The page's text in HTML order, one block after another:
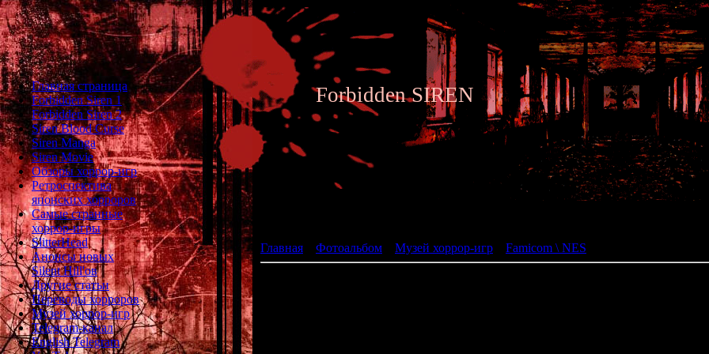
Главная страница
Forbidden Siren 1
Forbidden Siren 2
Siren Blood Curse
Siren Manga
Siren Movie
Обзоры хоррор-игр
Ретроспектива
японских хорроров
Самые странные
хоррор-игры
SlitterHead
Анонсы новых
Silent Hill'ов
Другие статьи
Переводы хорроров
Музей хоррор-игр
Telegram-канал
English Telegram
Forbidden SIREN
Главная Фотоальбом Музей хоррор-игр Famicom \ NES